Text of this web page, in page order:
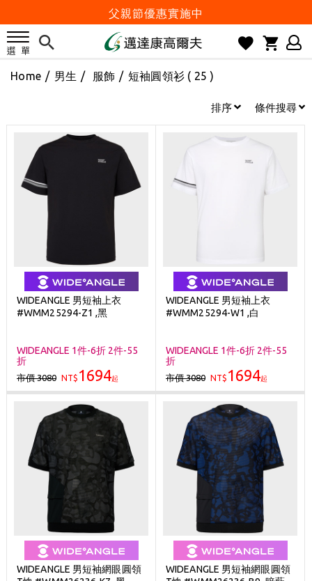
父親節優惠實施中
2026邁達康盃 開始受理報名
防詐騙! 勿信來路不明連結及優惠
歡迎體驗公益店Friends Screen模擬器
刷台新卡滿 $6000 分 3 期 0 利率
Golf Point 會員回饋積點
消費滿 $2000 享免運
Happy Father's Day
2026邁達康盃 開始受理報名
7月份 門市免費試打日程 已公佈!
防詐騙! 勿信來路不明連結及優惠
歡迎體驗公益店Friends Screen模擬器
Golf Point 會員回饋積點
消費滿 $2000 享免運
Home / 男生 / 服飾 / 短袖圓領衫 ( 25 )
排序 條件搜尋
WIDEANGLE 男短袖上衣
#WMM25294-Z1 ,黑
WIDEANGLE 1件-6折 2件-55
折
市價 3080 NT$ 1694起
WIDEANGLE 男短袖上衣
#WMM25294-W1 ,白
WIDEANGLE 1件-6折 2件-55
折
市價 3080 NT$ 1694起
WIDEANGLE 男短袖網眼圓領
WIDEANGLE 男短袖網眼圓領